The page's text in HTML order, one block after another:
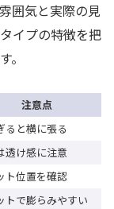
囲気と実際の見
イプの特徴を把
。
注意点
ると横に張る
透け感に注意
ト位置を確認
トで膨らみやすい